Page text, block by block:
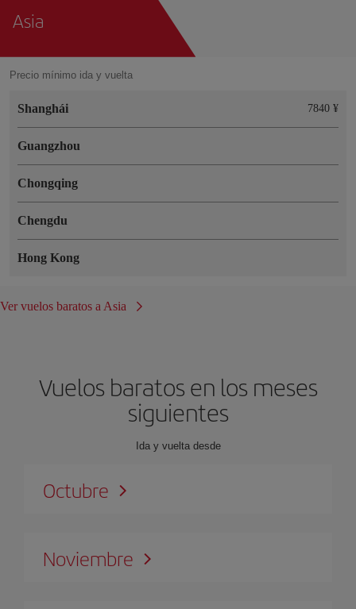
Asia
Precio mínimo ida y vuelta
Shanghái 7840 ¥
Guangzhou
Chongqing
Chengdu
Hong Kong
Ver vuelos baratos a Asia
Vuelos baratos en los meses
siguientes
Ida y vuelta desde
Octubre
Noviembre